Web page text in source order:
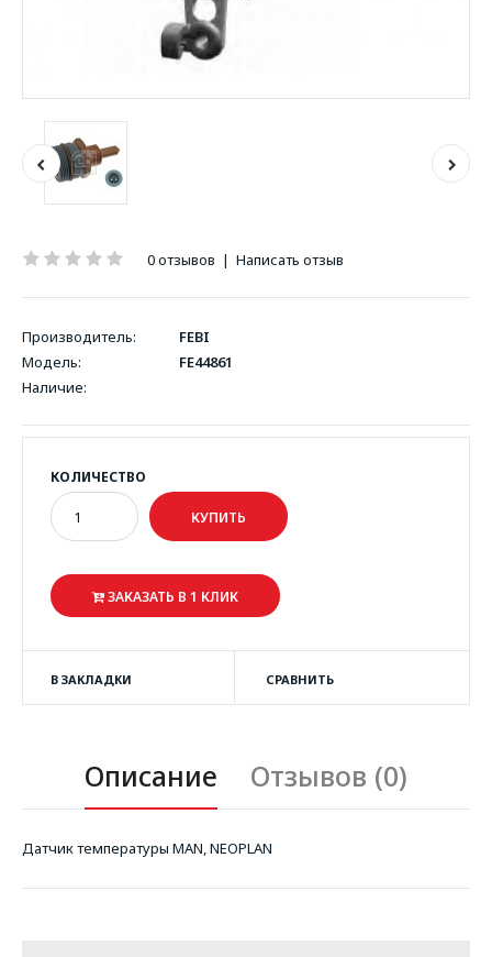
0 отзывов | Написать отзыв
Производитель:
FEBI
Модель:
FE44861
Наличие:
КОЛИЧЕСТВО
ЗАКАЗАТЬ В 1 КЛИК
В ЗАКЛАДКИ СРАВНИТЬ
Описание Отзывов (0)
Датчик температуры MAN, NEOPLAN